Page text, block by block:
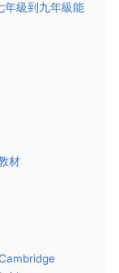
級到九年級能
材​